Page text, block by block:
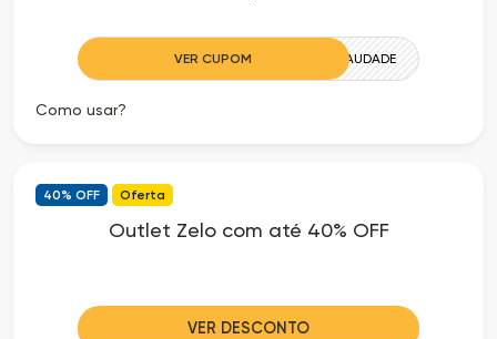
VER CUPOM ZELOSAUDADE
Como usar?
40% OFF Oferta
Outlet Zelo com até 40% OFF
VER DESCONTO